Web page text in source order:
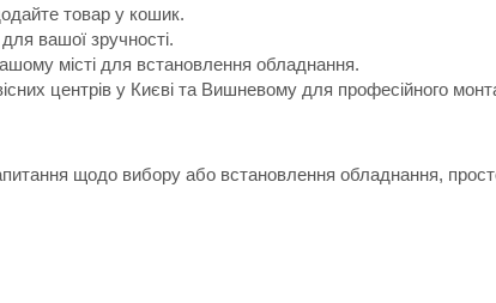
товар у кошик.
вашої зручності.
місті для встановлення обладнання.
центрів у Києві та Вишневому для професійного
щодо вибору або встановлення обладнання,